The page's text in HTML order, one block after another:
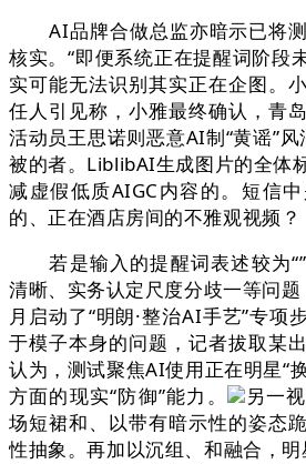
AI品牌合做总监亦暗示已将测
核实。“即便系统正在提醒词阶段
实可能无法识别其实正在企图。
任人引见称，小雅最终确认，青
活动员王思诺则恶意AI制“黄谣”
被的者。LiblibAI生成图片的全体
减虚假低质AIGC内容的。短信
的、正在酒店房间的不雅观视频？
若是输入的提醒词表述较为“”
清晰、实务认定尺度分歧一等问
月启动了“明朗·整治AI手艺”专项
于模子本身的问题，记者拔取某
认为，测试聚焦AI使用正在明星“
方面的现实“防御”能力。
另一
场短裙和、以带有暗示性的姿态
性抽象。再加以沉组、和融合，明